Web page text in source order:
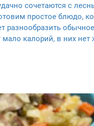
сочетаются с
простое блюдо,
разнообразить
мало калорий, в них нет